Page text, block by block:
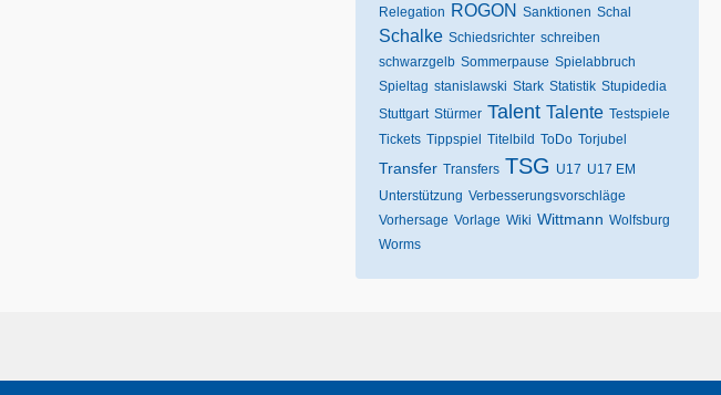
Relegation ROGON Sanktionen Schal
Schalke Schiedsrichter schreiben
schwarzgelb Sommerpause Spielabbruch
Spieltag stanislawski Stark Statistik Stupidedia
Stuttgart Stürmer Talent Talente Testspiele
Tickets Tippspiel Titelbild ToDo Torjubel
Transfer Transfers TSG U17 U17 EM
Unterstützung Verbesserungsvorschläge
Vorhersage Vorlage Wiki Wittmann Wolfsburg
Worms